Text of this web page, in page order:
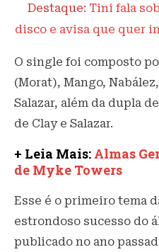
Destaque: Tini fala
disco e avisa que quer
O single foi composto
(Morat), Mango,
Salazar, além da dupla
de Clay e Salazar.
+ Leia Mais: Almas
de Myke Towers
Esse é o primeiro tema
estrondoso sucesso do
publicado no ano